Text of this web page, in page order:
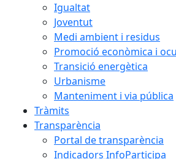
Igualtat
Joventut
Medi ambient i residus
Promoció econòmica i
Transició energètica
Urbanisme
Manteniment i via pública
Tràmits
Transparència
Portal de transparència
Indicadors InfoParticipa